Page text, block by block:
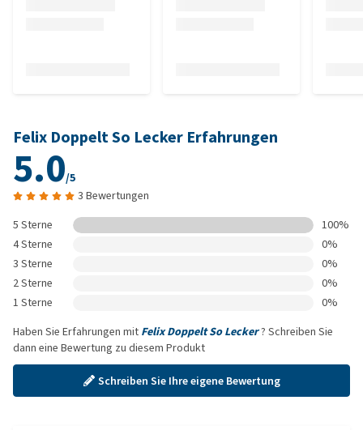
Felix Doppelt So Lecker Erfahrungen
5.0/5
3 Bewertungen
5 Sterne
100%
4 Sterne
0%
3 Sterne
0%
2 Sterne
0%
1 Sterne
0%
Haben Sie Erfahrungen mit Felix Doppelt So Lecker? Schreiben Sie
dann eine Bewertung zu diesem Produkt
Schreiben Sie Ihre eigene Bewertung